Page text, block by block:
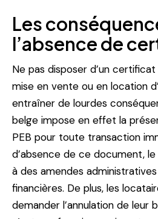
Les
l’absence de
Ne pas disposer d’un
mise en vente ou en location
entraîner de lourdes
belge impose en effet la
PEB pour toute transaction
d’absence de ce document,
à des amendes
financières. De plus, les
demander l’annulation de leur